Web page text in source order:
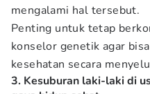
mengalami hal tersebut.
Penting untuk tetap
konselor genetik agar
kesehatan secara
3. Kesuburan laki-laki di